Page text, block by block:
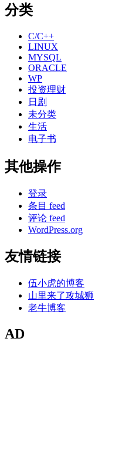
分类
C/C++
LINUX
MYSQL
ORACLE
WP
投资理财
日剧
未分类
生活
电子书
其他操作
登录
条目 feed
评论 feed
WordPress.org
友情链接
伍小虎的博客
山里来了攻城狮
老牛博客
AD